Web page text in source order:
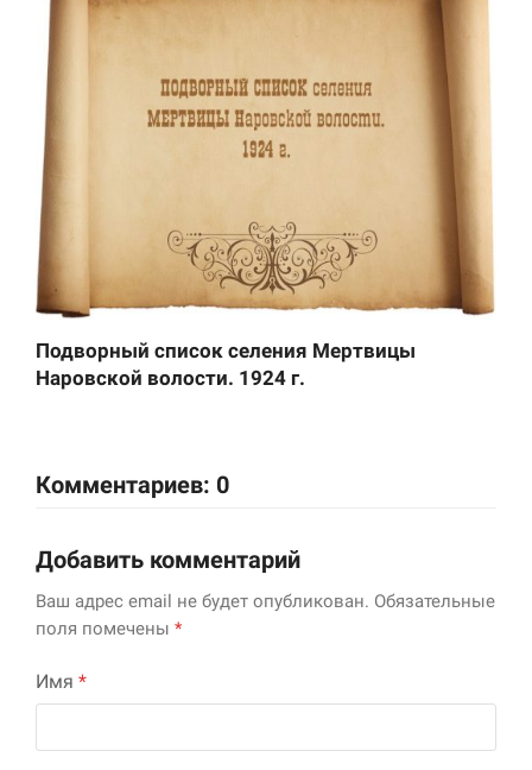
Подворный список селения Мертвицы
Наровской волости. 1924 г.
Комментариев: 0
Добавить комментарий
Ваш адрес email не будет опубликован. Обязательные
поля помечены *
Имя *